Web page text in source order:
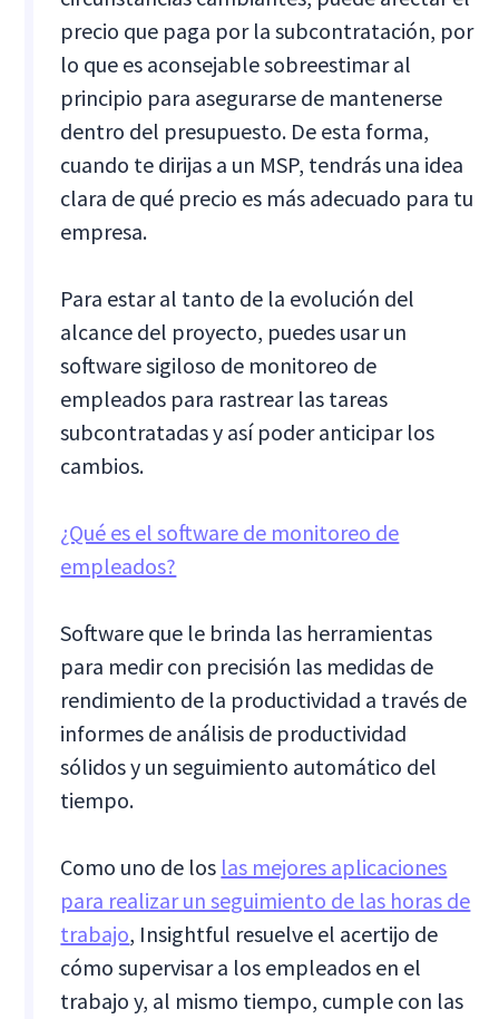
precio que paga por la subcontratación, por
lo que es aconsejable sobreestimar al
principio para asegurarse de mantenerse
dentro del presupuesto. De esta forma,
cuando te dirijas a un MSP, tendrás una idea
clara de qué precio es más adecuado para tu
empresa.
Para estar al tanto de la evolución del
alcance del proyecto, puedes usar un
software sigiloso de monitoreo de
empleados para rastrear las tareas
subcontratadas y así poder anticipar los
cambios.
¿Qué es el software de monitoreo de
empleados?
Software que le brinda las herramientas
para medir con precisión las medidas de
rendimiento de la productividad a través de
informes de análisis de productividad
sólidos y un seguimiento automático del
tiempo.
Como uno de los las mejores aplicaciones
para realizar un seguimiento de las horas de
trabajo, Insightful resuelve el acertijo de
cómo supervisar a los empleados en el
trabajo y, al mismo tiempo, cumple con las